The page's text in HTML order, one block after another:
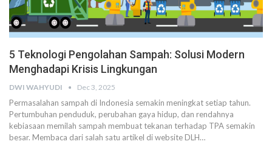
5 Teknologi Pengolahan Sampah: Solusi Modern
Menghadapi Krisis Lingkungan
DWI WAHYUDI Dec 3, 2025
Permasalahan sampah di Indonesia semakin meningkat setiap tahun.
Pertumbuhan penduduk, perubahan gaya hidup, dan rendahnya
kebiasaan memilah sampah membuat tekanan terhadap TPA semakin
besar. Membaca dari salah satu artikel di website DLH…